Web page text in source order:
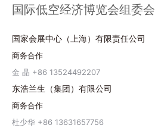
国际低空经济博览会组委
国家会展中心（上海）有限责任公司
商务合作
金 晶 +86 13524492207
东浩兰生（集团）有限公司
商务合作
杜少华 +86 13631657756